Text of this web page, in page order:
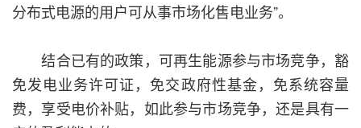
分布式电源的用户可从事市场化售电业务”。
结合已有的政策，可再生能源参与市场竞争，豁
免发电业务许可证，免交政府性基金，免系统容量
费，享受电价补贴，如此参与市场竞争，还是具有一